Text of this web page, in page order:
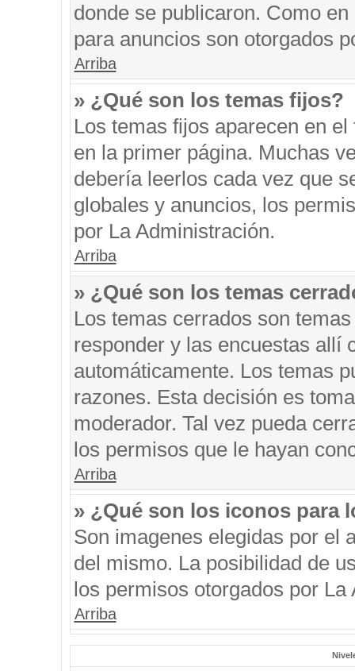
donde se publicaron. Como
para anuncios son otorgados
Arriba
» ¿Qué son los temas fijos?
Los temas fijos aparecen en
en la primer página. Muchas
debería leerlos cada vez que
globales y anuncios, los
por La Administración.
Arriba
» ¿Qué son los temas
Los temas cerrados son
responder y las encuestas allí
automáticamente. Los temas
razones. Esta decisión es
moderador. Tal vez pueda
los permisos que le hayan
Arriba
» ¿Qué son los iconos para
Son imagenes elegidas por el
del mismo. La posibilidad de
los permisos otorgados por La
Arriba